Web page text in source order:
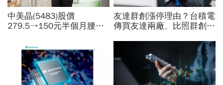
中美晶(5483)股價
279.5→150元半個月腰
績、罕見抱屈自家股票：真
的被低估了
友達群創漲停理由？台積電
傳買友達兩廠、比照群創模
杜金龍：2檔都好但我選它